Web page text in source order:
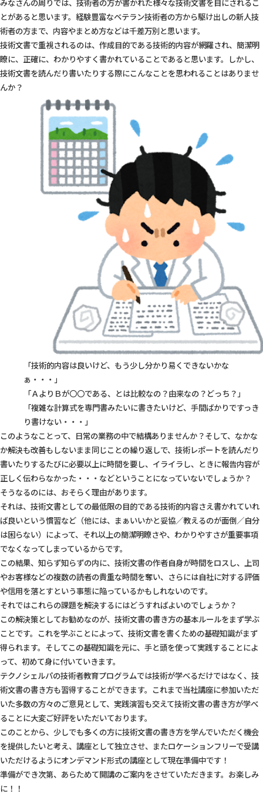
みなさんの周りでは、技術者の方が書かれた様々な技術文書を目にされるこ
とがあると思います。経験豊富なベテラン技術者の方から駆け出しの新人技
術者の方まで、内容やまとめ方などは千差万別と思います。
技術文書で重視されるのは、作成目的である技術的内容が網羅され、簡潔明
瞭に、正確に、わかりやすく書かれていることであると思います。しかし、
技術文書を読んだり書いたりする際にこんなことを思われることはありませ
んか？
「技術的内容は良いけど、もう少し分かり易くできないかな
ぁ・・・」
「ＡよりＢが〇〇である、とは比較なの？由来なの？どっち？」
「複雑な計算式を専門書みたいに書きたいけど、手間ばかりですっき
り書けない・・・」
このようなことって、日常の業務の中で結構ありませんか？そして、なかな
か解決も改善もしないまま同じことの繰り返しで、技術レポートを読んだり
書いたりするたびに必要以上に時間を要し、イライラし、ときに報告内容が
正しく伝わらなかった・・・などということになっていないでしょうか？
そうなるのには、おそらく理由があります。
それは、技術文書としての最低限の目的である技術的内容さえ書かれていれ
ば良いという慣習など（他には、まぁいいかと妥協／教えるのが面倒／自分
は困らない）によって、それ以上の簡潔明瞭さや、わかりやすさが重要事項
でなくなってしまっているからです。
この結果、知らず知らずの内に、技術文書の作者自身が時間をロスし、上司
やお客様などの複数の読者の貴重な時間を奪い、さらには自社に対する評価
や信用を落とすという事態に陥っているかもしれないのです。
それではこれらの課題を解決するにはどうすればよいのでしょうか？
この解決策としてお勧めなのが、技術文書の書き方の基本ルールをまず学ぶ
ことです。これを学ぶことによって、技術文書を書くための基礎知識がまず
得られます。そしてこの基礎知識を元に、手と頭を使って実践することによ
って、初めて身に付いていきます。
テクノシェルパの技術者教育プログラムでは技術が学べるだけではなく、技
術文書の書き方も習得することができます。これまで当社講座に参加いただ
いた多数の方々のご意見として、実践演習も交えて技術文書の書き方が学べ
ることに大変ご好評をいただいております。
このことから、少しでも多くの方に技術文書の書き方を学んでいただく機会
を提供したいと考え、講座として独立させ、またロケーションフリーで受講
いただけるようにオンデマンド形式の講座として現在準備中です！
準備ができ次第、あらためて開講のご案内をさせていただきます。お楽しみ
に！！